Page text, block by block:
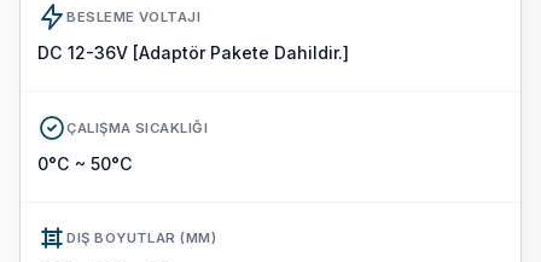
BESLEME VOLTAJI
DC 12-36V [Adaptör Pakete Dahildir.]
ÇALIŞMA SICAKLIĞI
0°C ~ 50°C
DIŞ BOYUTLAR (MM)